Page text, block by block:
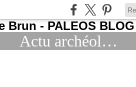
Actu archéologie